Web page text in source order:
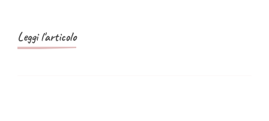
Leggi l'articolo